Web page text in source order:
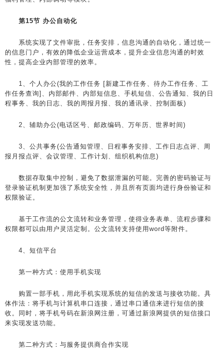
第15节 办公自动化
系统实现了文件审批，任务安排，信息沟通的自动化，通过统一
的信息门户，有效的降低企业运营成本，提升企业信息沟通的时效
性，提高企业内部管理的效率。
1、个人办公(我的工作任务 [新建工作任务、待办工作任务、工
作任务查询]、内部邮件、内部短信息、手机短信、公告通知、我的日
程事务、我的日志、我的周报月报、我的通讯录、控制面板)
2、辅助办公(电话区号、邮政编码、万年历、世界时间)
3、公共事务(公告通知管理、日程事务安排、工作日志点评、周
报月报点评、会议管理、工作计划、组织机构信息)
数据存取集中控制，避免了数据泄漏的可能。完善的密码验证与
登录验证机制更加强了系统安全性，并且所有页面均进行身份验证和
权限验证。
基于工作流的公文流转和业务管理，使得业务表单、流程步骤和
权限都可以由用户灵活定制。公文流转支持使用word等附件。
4、短信平台
第一种方式：使用手机实现
购置一部手机，用此手机实现系统的短信的发送与接收功能。具
体作法：将手机与计算机串口连接，通过串口通信来进行短信的接
收。同时，将手机号码在新浪网注册，可通过新浪网提供的短信接口
来实现发送功能。
第二种方式：与服务提供商合作实现